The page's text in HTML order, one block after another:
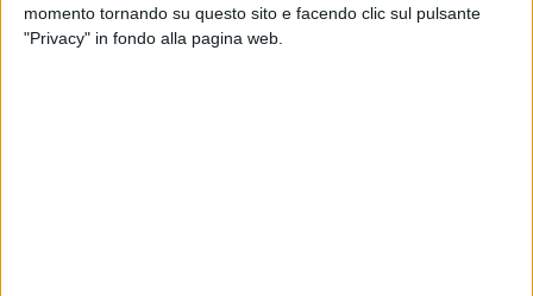
momento tornando su questo sito e facendo clic sul pulsante
"Privacy" in fondo alla pagina web.